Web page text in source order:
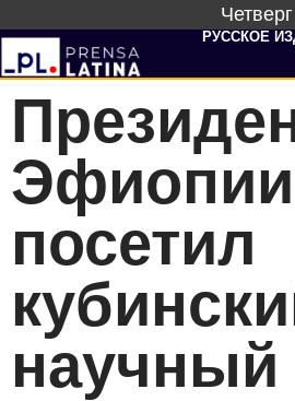
РУССКОЕ
Эфиопии
посетил
научный